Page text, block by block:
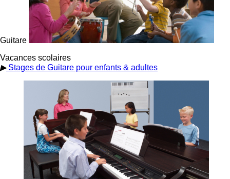
Guitare
Vacances scolaires
▶Stages de Guitare pour enfants & adultes